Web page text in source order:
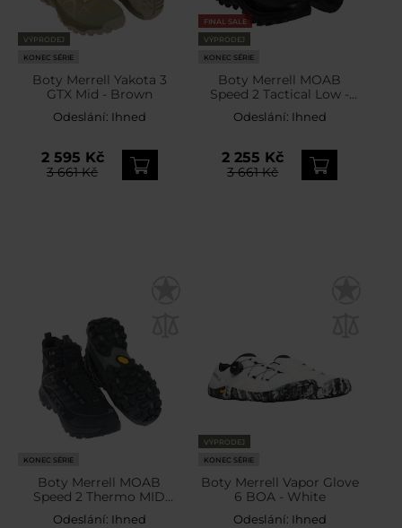
VÝPRODEJ
KONEC SÉRIE
Boty Merrell Yakota 3
GTX Mid - Brown
Odeslání: Ihned
2 595 Kč
3 661 Kč
FINAL SALE
VÝPRODEJ
KONEC SÉRIE
Boty Merrell MOAB
Speed 2 Tactical Low -
Black
Odeslání: Ihned
2 255 Kč
3 661 Kč
KONEC SÉRIE
Boty Merrell MOAB
Speed 2 Thermo MID
Waterproof - Triple Black
Odeslání: Ihned
VÝPRODEJ
KONEC SÉRIE
Boty Merrell Vapor Glove
6 BOA - White
Odeslání: Ihned